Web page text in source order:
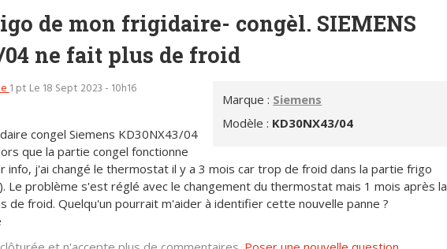
de mon frigidaire- congèl. SIEMENS
04 ne fait plus de froid
Marque : Siemens
Modèle : KD30NX43/04
1 pt Le 18 Sept 2023 - 10h16
congel Siemens KD30NX43/04
que la partie congel fonctionne
info, j'ai changé le thermostat il y a 3 mois car trop de froid dans la partie frigo
Le problème s'est réglé avec le changement du thermostat mais 1 mois après la
de froid. Quelqu'un pourrait m'aider à identifier cette nouvelle panne ?